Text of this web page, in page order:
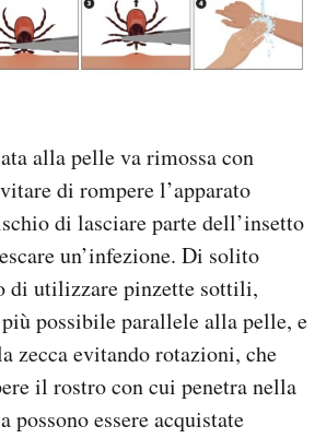
alla pelle va rimossa con
di rompere l’apparato
di lasciare parte dell’insetto
un’infezione. Di solito
di utilizzare pinzette sottili,
possibile parallele alla pelle, e
zecca evitando rotazioni, che
il rostro con cui penetra nella
possono essere acquistate